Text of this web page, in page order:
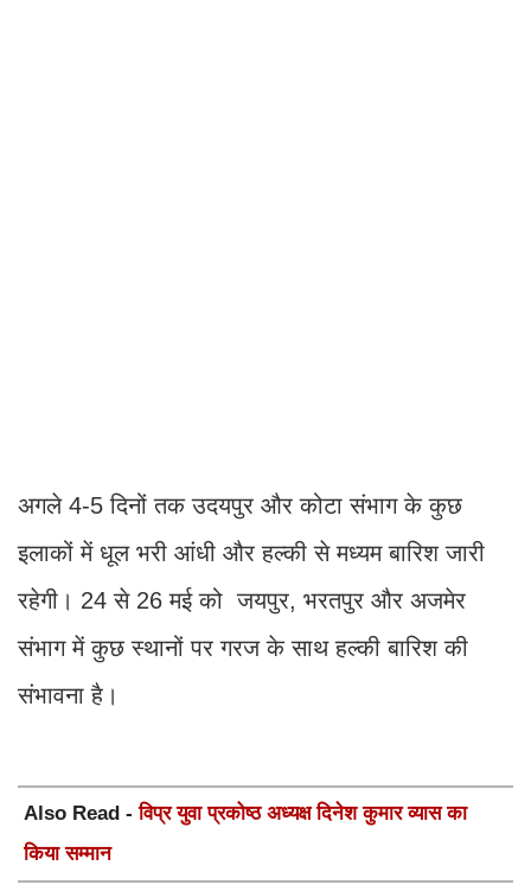
अगले 4-5 दिनों तक उदयपुर और कोटा संभाग के कुछ
इलाकों में धूल भरी आंधी और हल्की से मध्यम बारिश जारी
रहेगी। 24 से 26 मई को जयपुर, भरतपुर और अजमेर
संभाग में कुछ स्थानों पर गरज के साथ हल्की बारिश की
संभावना है।
Also Read -विप्र युवा प्रकोष्ठ अध्यक्ष दिनेश कुमार व्यास का
किया सम्मान